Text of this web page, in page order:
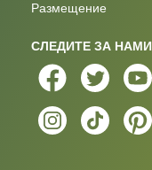
Размещение
СЛЕДИТЕ ЗА НАМИ